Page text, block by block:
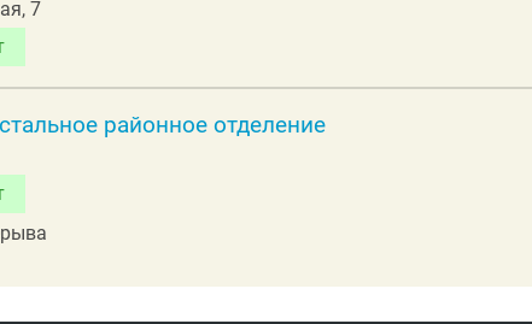
7
районное отделение